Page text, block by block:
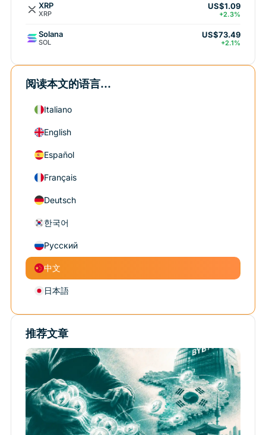
XRP
XRP
US$1.09
+2.3%
Solana
SOL
US$73.49
+2.1%
阅读本文的语言...
Italiano
English
Español
Français
Deutsch
한국어
Русский
中文
日本語
推荐文章